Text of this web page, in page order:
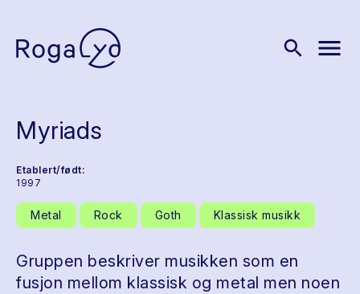
search menu
Myriads
Etablert/født:
1997
Metal Rock Goth Klassisk musikk
Gruppen beskriver musikken som en
fusjon mellom klassisk og metal men noen